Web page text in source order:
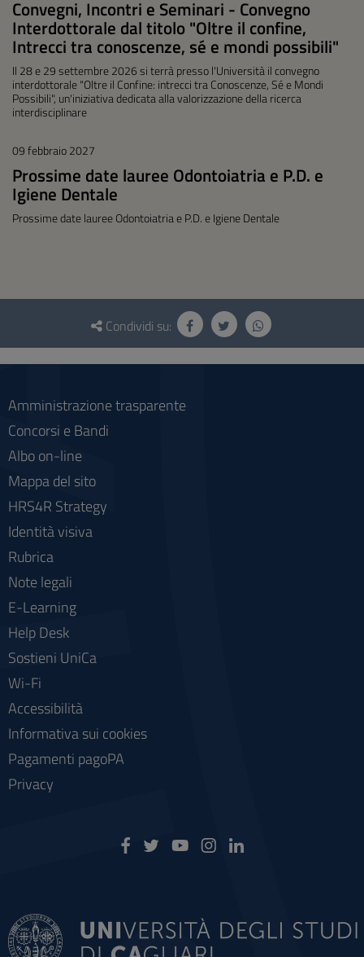
Convegni, Incontri e Seminari - Convegno
Interdottorale dal titolo "Oltre il confine,
Intrecci tra conoscenze, sé e mondi possibili"
Il 28 e 29 settembre 2026 si terrà presso l'Università il convegno
interdottorale "Oltre il Confine: intrecci tra Conoscenze, Sé e Mondi
Possibili", un'iniziativa dedicata alla valorizzazione della ricerca
interdisciplinare
09 febbraio 2027
Prossime date lauree Odontoiatria e P.D. e
Igiene Dentale
Prossime date lauree Odontoiatria e P.D. e Igiene Dentale
Questionario
social
Condividi su:
Amministrazione trasparente
Concorsi e Bandi
Albo on-line
Mappa del sito
HRS4R Strategy
Identità visiva
Rubrica
Note legali
E-Learning
Help Desk
Sostieni UniCa
Wi-Fi
Accessibilità
Informativa sui cookies
Pagamenti pagoPA
Privacy